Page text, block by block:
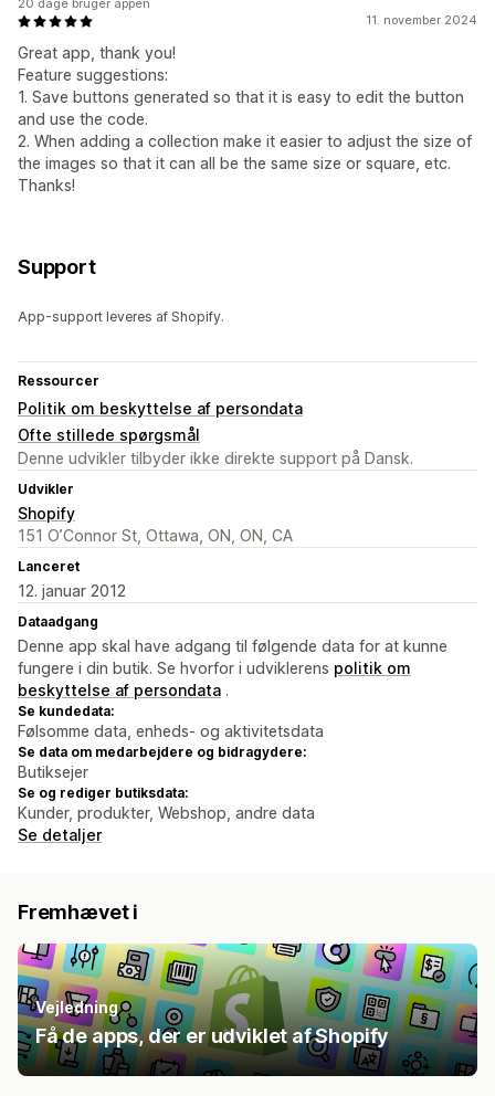
11. november 2024
Great app, thank you!
Feature suggestions:
1. Save buttons generated so that it is easy to edit the button
and use the code.
2. When adding a collection make it easier to adjust the size of
the images so that it can all be the same size or square, etc.
Thanks!
20 dage bruger appen
Support
App-support leveres af Shopify.
Ressourcer
Politik om beskyttelse af persondata
Ofte stillede spørgsmål
Denne udvikler tilbyder ikke direkte support på Dansk.
Udvikler
Shopify
151 O’Connor St, Ottawa, ON, ON, CA
Lanceret
12. januar 2012
Dataadgang
Denne app skal have adgang til følgende data for at kunne
fungere i din butik. Se hvorfor i udviklerens politik om
beskyttelse af persondata .
Se kundedata:
Følsomme data, enheds- og aktivitetsdata
Se data om medarbejdere og bidragydere:
Butiksejer
Se og rediger butiksdata:
Kunder, produkter, Webshop, andre data
Se detaljer
Fremhævet i
Vejledning
Få de apps, der er udviklet af Shopify